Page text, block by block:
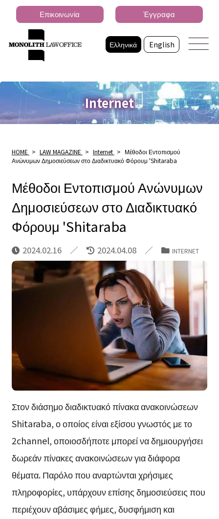
Ελληνικά English
Επικοινωνία Έγγραφα
Internet
HOME > LAW MAGAZINE > Internet > Μέθοδοι Εντοπισμού
Ανώνυμων Δημοσιεύσεων στο Διαδικτυακό Φόρουμ 'Shitaraba
Μέθοδοι Εντοπισμού Ανώνυμων
Δημοσιεύσεων στο Διαδικτυακό
Φόρουμ 'Shitaraba
2024.02.16 2024.04.08 INTERNET
Στον διάσημο διαδικτυακό πίνακα ανακοινώσεων
Shitaraba, ο οποίος είναι εξίσου γνωστός με το
2channel, οποιοσδήποτε μπορεί να δημιουργήσει
δωρεάν πίνακες ανακοινώσεων για διάφορα
θέματα. Παρόλο που αναρτώνται χρήσιμες
πληροφορίες, υπάρχουν επίσης δημοσιεύσεις που
περιέχουν αβάσιμες φήμες, δυσφήμιση και